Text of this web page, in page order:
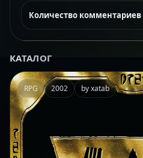
Количество комментариев
КАТАЛОГ
RPG 2002 by xatab